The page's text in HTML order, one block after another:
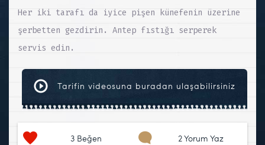
Her iki tarafı da iyice pişen künefenin üzerine
şerbetten gezdirin. Antep fıstığı serperek
servis edin.
Tarifin videosuna buradan ulaşabilirsiniz
3 Beğen 2 Yorum Yaz